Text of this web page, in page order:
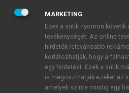
JELSZÓ
JELSZÓ ÚJRA
Kérek értesítést a MeRSZ
MARKETING
Ezek a sütik nyomon
tevékenységét. Az online
hirdetők relevánsabb
korlátozhatják, hogy a
egy hirdetést. Ezek a sütik
is megoszthatják ezeket az
amelyek szinte mindig egy